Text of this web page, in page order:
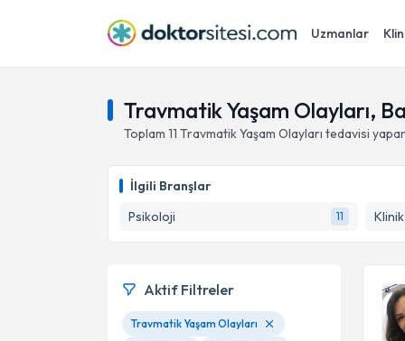
Uzmanlar
Travmatik Yaşam Olayları,
Toplam 11 Travmatik Yaşam Olayları tedavisi
İlgili Branşlar
Psikoloji
11
Aktif Filtreler
Travmatik Yaşam Olayları